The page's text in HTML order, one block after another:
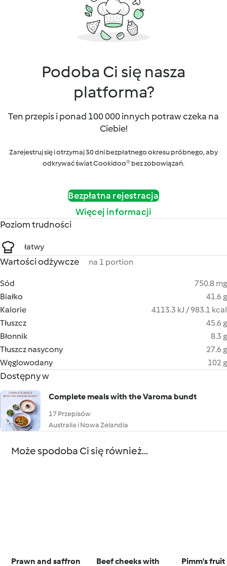
Podoba Ci się nasza
platforma?
Ten przepis i ponad 100 000 innych potraw czeka na
Ciebie!
Zarejestruj się i otrzymaj 30 dni bezpłatnego okresu próbnego, aby
odkrywać świat Cookidoo® bez zobowiązań.
Bezpłatna rejestracja
Więcej informacji
Poziom trudności
łatwy
Wartości odżywcze na 1 portion
Sód
750.8 mg
Białko
41.6 g
Kalorie
4113.3 kJ / 983.1 kcal
Tłuszcz
45.6 g
Błonnik
8.3 g
Tłuszcz nasycony
27.6 g
Węglowodany
102 g
Dostępny w
Complete meals with the Varoma bundt
17 Przepisów
Australia i Nowa Zelandia
Może spodoba Ci się również...
Prawn and saffron Beef cheeks with Pimm's